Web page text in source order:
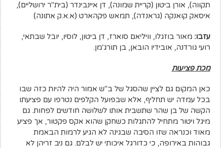
תקווה), אורן ביטון (קריית שמונה), דן איינבינדר (בית"ר ירושליים),
איסאק קואנקה (גראנדה), תמאש פקהארט (א.א.ק אתונה)
עזבו: מאור בוזגלו, וויליאם סוארז, דן ביטון, לוסיו, יובל שבתאי,
רועי גורדנה, אובידיו הובאן, בן תורג'מן.
מכת פציעות
כאן המקום גם לציין שהסגל של ב"ש אמור היה להיות כזה שבו
בכל עמדה יש תחליף, אלא שבפועל הקלפים נטרפו עם פציעתו
הקשה של בן שהר שתשבית אותו לשלושה חודשים לפחות. גם
מיגל ויטור מתחיל להתגלות כשחקן שהוא אקס פקטור, אך פציע
מאוד וכנראה שזו הסיבה שבגינה לא הגיע לרמות הבאמת
גבוהות באירופה, כי כדורגל איכותי יש לבלם. גם ניב זריהן לא